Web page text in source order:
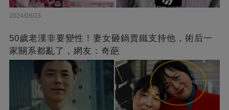
2024/09/23
50歲老漢非要變性！妻女砸鍋賣鐵支持他，術后一
家關系都亂了，網友：奇葩